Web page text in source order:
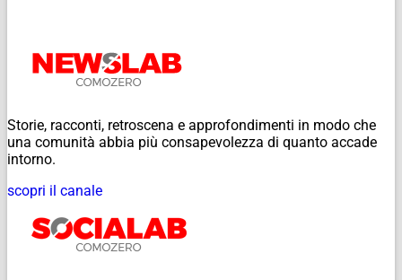
Storie, racconti, retroscena e approfondimenti in modo che
una comunità abbia più consapevolezza di quanto accade
intorno.
scopri il canale